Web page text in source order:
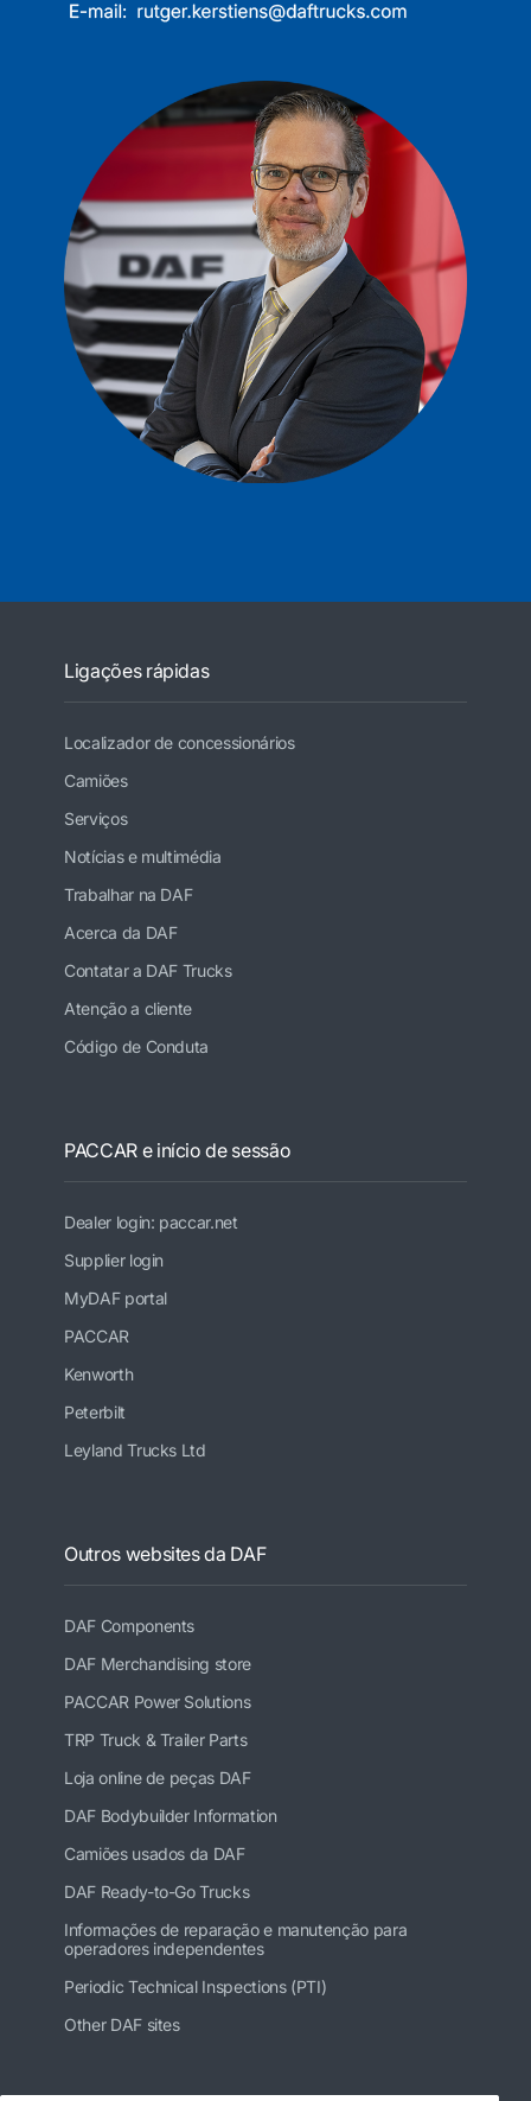
Ligações rápidas
Localizador de concessionários
Camiões
Serviços
Notícias e multimédia
Trabalhar na DAF
Acerca da DAF
Contatar a DAF Trucks
Atenção a cliente
Código de Conduta
PACCAR e início de sessão
Dealer login: paccar.net
Supplier login
MyDAF portal
PACCAR
Kenworth
Peterbilt
Leyland Trucks Ltd
Outros websites da DAF
DAF Components
DAF Merchandising store
PACCAR Power Solutions
TRP Truck & Trailer Parts
Loja online de peças DAF
DAF Bodybuilder Information
Camiões usados da DAF
DAF Ready-to-Go Trucks
Informações de reparação e manutenção para
operadores independentes
Periodic Technical Inspections (PTI)
Other DAF sites